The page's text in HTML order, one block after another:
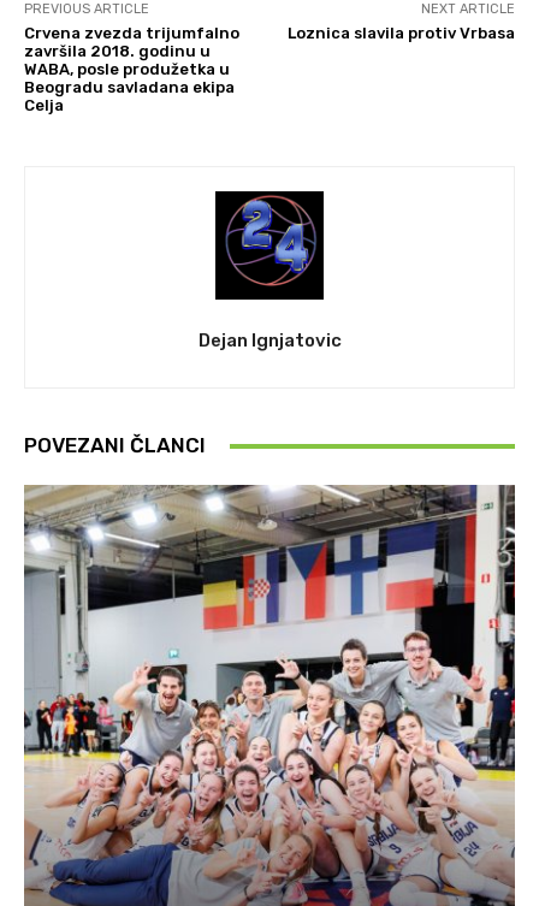
PREVIOUS ARTICLE
Crvena zvezda trijumfalno
završila 2018. godinu u
WABA, posle produžetka u
Beogradu savladana ekipa
Celja
NEXT ARTICLE
Loznica slavila protiv Vrbasa
Dejan Ignjatovic
POVEZANI ČLANCI